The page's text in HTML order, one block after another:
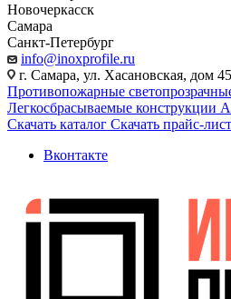
Новочеркасск
Самара
Санкт-Петербург
info@inoxprofile.ru
г. Самара, ул. Хасановская, дом
Противопожарные
Легкосбрасываемые конструкции
Скачать каталог Скачать прайс-лист
Вконтакте